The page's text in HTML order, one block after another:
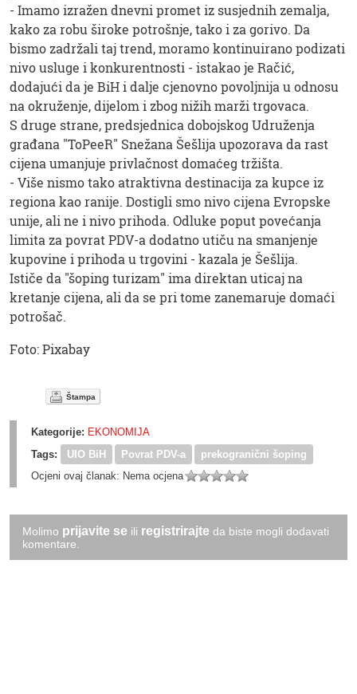
- Imamo izražen dnevni promet iz susjednih zemalja,
kako za robu široke potrošnje, tako i za gorivo. Da
bismo zadržali taj trend, moramo kontinuirano podizati
nivo usluge i konkurentnosti - istakao je Račić,
dodajući da je BiH i dalje cjenovno povoljnija u odnosu
na okruženje, dijelom i zbog nižih marži trgovaca.
S druge strane, predsjednica dobojskog Udruženja
građana "ToPeeR" Snežana Šešlija upozorava da rast
cijena umanjuje privlačnost domaćeg tržišta.
- Više nismo tako atraktivna destinacija za kupce iz
regiona kao ranije. Dostigli smo nivo cijena Evropske
unije, ali ne i nivo prihoda. Odluke poput povećanja
limita za povrat PDV-a dodatno utiču na smanjenje
kupovine i prihoda u trgovini - kazala je Šešlija.
Ističe da "šoping turizam" ima direktan uticaj na
kretanje cijena, ali da se pri tome zanemaruje domaći
potrošač.
Foto: Pixabay
Štampa
Kategorije: EKONOMIJA
Tags:
UIO BiH Povrat PDV-a
prekogranični šoping
Ocjeni ovaj članak: Nema ocjena
Molimo prijavite se ili registrirajte da biste mogli dodavati
komentare.